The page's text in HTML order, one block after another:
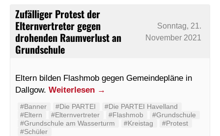
Zufälliger Protest der
Elternvertreter gegen
drohenden Raumverlust an
Grundschule
Sonntag, 21.
November 2021
Eltern bilden Flashmob gegen Gemeindepläne in
Dallgow. Weiterlesen →
#Banner #Die PARTEI
#Die PARTEI Havelland
#Eltern
#Elternvertreter #Flashmob
#Grundschule
#Grundschule am Wasserturm
#Kreistag
#Protest
#Schüler